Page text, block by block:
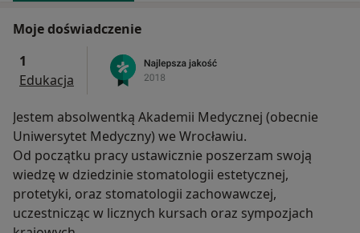
Moje doświadczenie
1
Edukacja
Jestem absolwentką Akademii Medycznej (obecnie
Uniwersytet Medyczny) we Wrocławiu.
Od początku pracy ustawicznie poszerzam swoją
wiedzę w dziedzinie stomatologii estetycznej,
protetyki, oraz stomatologii zachowawczej,
uczestnicząc w licznych kursach oraz sympozjach